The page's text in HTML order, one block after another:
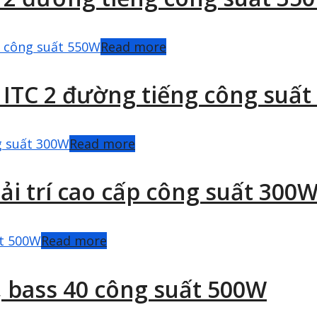
Read more
2 đường tiếng công suất
Read more
trí cao cấp công suất
Read more
bass 40 công suất 500W